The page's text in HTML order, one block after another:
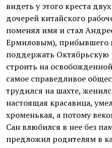
видеть у этого креста
дочерей китайского
поменял имя и стал
Ермиловым), прибывшего
поддержать
строить на
самое справедливое
трудился на шахте,
настоящая красавица,
хроменькая, а потому
Сан влюбился в нее без
предложил родителям в